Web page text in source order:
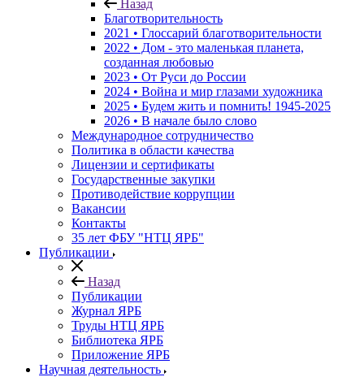
Назад
Благотворительность
2021 • Глоссарий благотворительности
2022 • Дом - это маленькая планета,
созданная любовью
2023 • От Руси до России
2024 • Война и мир глазами художника
2025 • Будем жить и помнить! 1945-2025
2026 • В начале было слово
Международное сотрудничество
Политика в области качества
Лицензии и сертификаты
Государственные закупки
Противодействие коррупции
Вакансии
Контакты
35 лет ФБУ "НТЦ ЯРБ"
Публикации
Назад
Публикации
Журнал ЯРБ
Труды НТЦ ЯРБ
Библиотека ЯРБ
Приложение ЯРБ
Научная деятельность